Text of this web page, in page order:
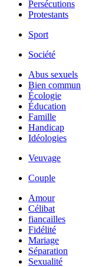
Persécutions
Protestants
Sport
Société
Abus sexuels
Bien commun
Écologie
Éducation
Famille
Handicap
Idéologies
Veuvage
Couple
Amour
Célibat
fiancailles
Fidélité
Mariage
Séparation
Sexualité